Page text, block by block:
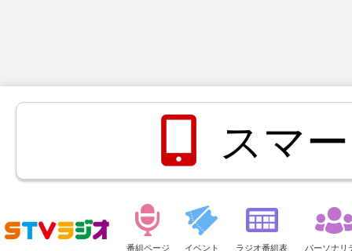
スマ
番組ページ イベント ラジオ番組表 パーソナリ